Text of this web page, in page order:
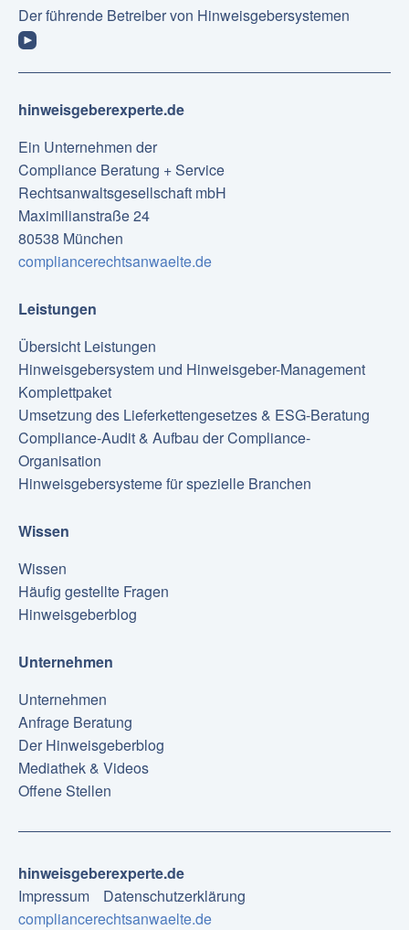
Der führende Betreiber von Hinweisgebersystemen
hinweisgeberexperte.de
Ein Unternehmen der
Compliance Beratung + Service
Rechtsanwaltsgesellschaft mbH
Maximilianstraße 24
80538 München
compliancerechtsanwaelte.de
Leistungen
Übersicht Leistungen
Hinweisgebersystem und Hinweisgeber-Management
Komplettpaket
Umsetzung des Lieferkettengesetzes & ESG-Beratung
Compliance-Audit & Aufbau der Compliance-
Organisation
Hinweisgebersysteme für spezielle Branchen
Wissen
Wissen
Häufig gestellte Fragen
Hinweisgeberblog
Unternehmen
Unternehmen
Anfrage Beratung
Der Hinweisgeberblog
Mediathek & Videos
Offene Stellen
hinweisgeberexperte.de
Impressum
Datenschutzerklärung
compliancerechtsanwaelte.de